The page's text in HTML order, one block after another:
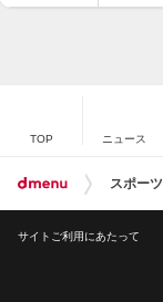
TOP ニュース
スポーツ
サイトご利用にあたって